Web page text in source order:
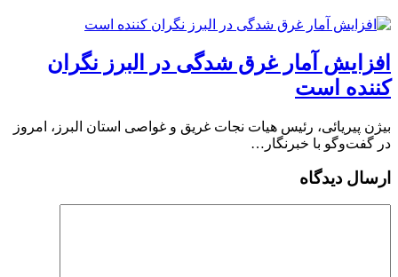
افزایش آمار غرق شدگی در البرز نگران
کننده است
بیژن پیریائی، رئیس هیات نجات غریق و غواصی استان البرز، امروز
در گفت‌وگو با خبرنگار…
ارسال دیدگاه